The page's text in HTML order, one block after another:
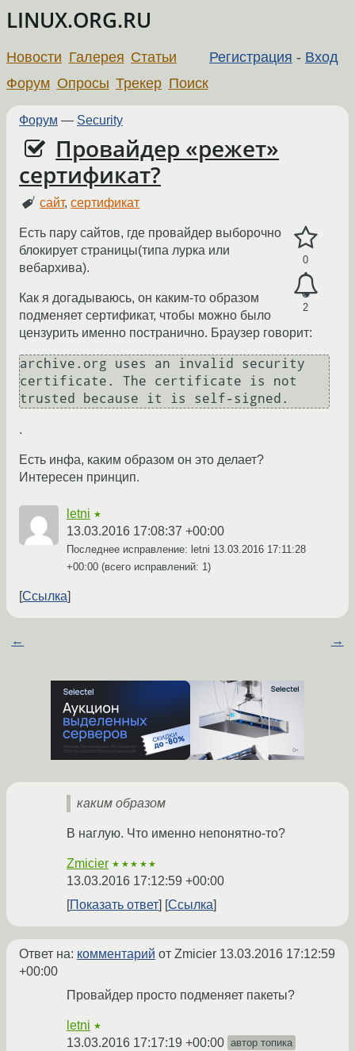
LINUX.ORG.RU
Регистрация - Вход
Новости Галерея Статьи
Форум Опросы Трекер Поиск
Форум — Security
Провайдер «режет»
сертификат?
сайт,сертификат
0
2
Есть пару сайтов, где провайдер выборочно
блокирует страницы(типа лурка или
вебархива).
Как я догадываюсь, он каким-то образом
подменяет сертификат, чтобы можно было
цензурить именно постранично. Браузер говорит:
archive.org uses an invalid security
certificate. The certificate is not
trusted because it is self-signed.
.
Есть инфа, каким образом он это делает?
Интересен принцип.
letni ★
13.03.2016 17:08:37 +00:00
Последнее исправление: letni 13.03.2016 17:11:28
+00:00 (всего исправлений: 1)
Ссылка
← →
каким образом
В наглую. Что именно непонятно-то?
Zmicier ★★★★★
13.03.2016 17:12:59 +00:00
Показать ответ
Ссылка
Ответ на: комментарий от Zmicier 13.03.2016 17:12:59
+00:00
Провайдер просто подменяет пакеты?
letni ★
13.03.2016 17:17:19 +00:00 автор топика